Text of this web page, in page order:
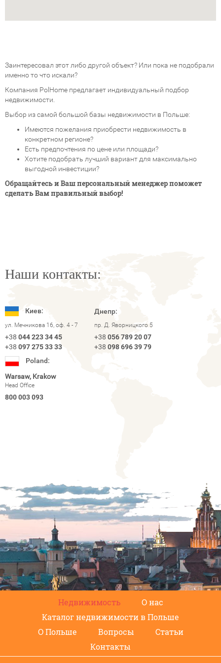
Заинтересовал этот либо другой объект? Или пока не подобрали
именно то что искали?
Компания PolHome предлагает индивидуальный подбор
недвижимости.
Выбор из самой большой базы недвижимости в Польше:
Имеются пожелания приобрести недвижимость в
конкретном регионе?
Есть предпочтения по цене или площади?
Хотите подобрать лучший вариант для максимально
выгодной инвестиции?
Обращайтесь и Ваш персональный менеджер поможет
сделать Вам правильный выбор!
Наши контакты:
Киев:
ул. Мечникова 16, оф. 4 - 7
+38 044 223 34 45
+38 097 275 33 33
Днепр:
пр. Д. Яворницкого 5
+38 056 789 20 07
+38 098 696 39 79
Poland:
Warsaw, Krakow
Head Office
800 003 093
Недвижимость
О нас
Каталог недвижимости в Польше
О Польше
Вопросы
Статьи
Контакты